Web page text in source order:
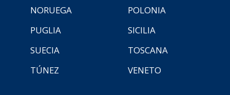
NORUEGA
POLONIA
PUGLIA
SICILIA
SUECIA
TOSCANA
TÚNEZ
VENETO